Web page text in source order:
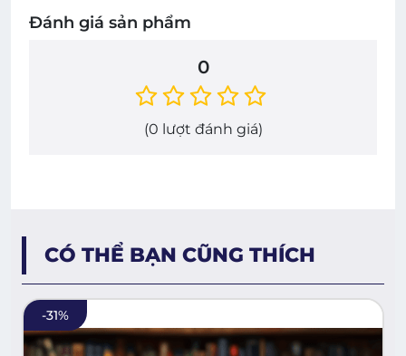
Đánh giá sản phẩm
0
(0 lượt đánh giá)
CÓ THỂ BẠN CŨNG THÍCH
-31%